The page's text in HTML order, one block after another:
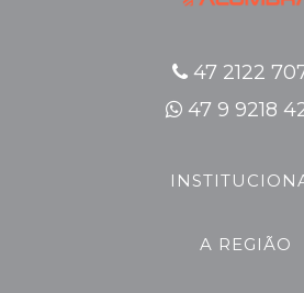
47 2122
47 9 9218
A REGIÃO